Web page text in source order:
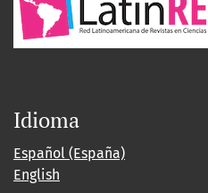
Idioma
Español (España)
English